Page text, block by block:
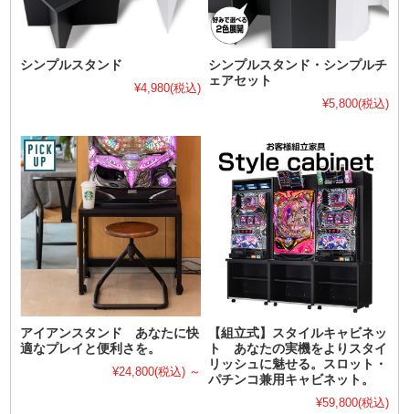
シンプルスタンド
¥4,980(税込)
シンプルスタンド・シンプルチ
ェアセット
¥5,800(税込)
アイアンスタンド あなたに快
適なプレイと便利さを。
¥24,800(税込) ～
【組立式】スタイルキャビネッ
ト あなたの実機をよりスタイ
リッシュに魅せる。スロット・
パチンコ兼用キャビネット。
¥59,800(税込)